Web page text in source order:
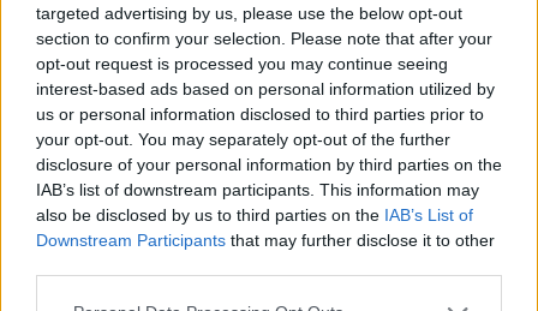
targeted advertising by us, please use the below opt-out
section to confirm your selection. Please note that after your
opt-out request is processed you may continue seeing
interest-based ads based on personal information utilized by
us or personal information disclosed to third parties prior to
your opt-out. You may separately opt-out of the further
disclosure of your personal information by third parties on the
IAB’s list of downstream participants. This information may
also be disclosed by us to third parties on the IAB’s List of
Downstream Participants that may further disclose it to other
RUN BLACK DS
PATILLAS DE MADERA DE PALISANDRO
Gris REVO, Grises, Malva REVO, Verde REVO